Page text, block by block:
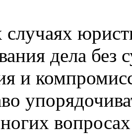
дела без
и